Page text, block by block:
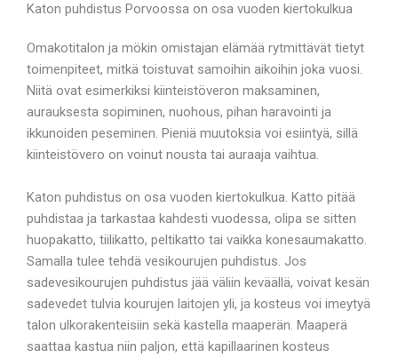
Katon puhdistus Porvoossa on osa vuoden kiertokulkua
Omakotitalon ja mökin omistajan elämää rytmittävät tietyt
toimenpiteet, mitkä toistuvat samoihin aikoihin joka vuosi.
Niitä ovat esimerkiksi kiinteistöveron maksaminen,
aurauksesta sopiminen, nuohous, pihan haravointi ja
ikkunoiden peseminen. Pieniä muutoksia voi esiintyä, sillä
kiinteistövero on voinut nousta tai auraaja vaihtua.
Katon puhdistus on osa vuoden kiertokulkua. Katto pitää
puhdistaa ja tarkastaa kahdesti vuodessa, olipa se sitten
huopakatto, tiilikatto, peltikatto tai vaikka konesaumakatto.
Samalla tulee tehdä vesikourujen puhdistus. Jos
sadevesikourujen puhdistus jää väliin keväällä, voivat kesän
sadevedet tulvia kourujen laitojen yli, ja kosteus voi imeytyä
talon ulkorakenteisiin sekä kastella maaperän. Maaperä
saattaa kastua niin paljon, että kapillaarinen kosteus